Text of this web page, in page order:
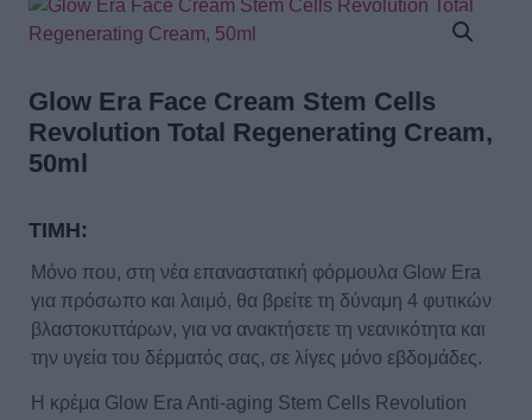
Glow Era Face Cream Stem Cells
Revolution Total Regenerating Cream,
50ml
ΤΙΜΗ:
Μόνο που, στη νέα επαναστατική φόρμουλα Glow Era
για πρόσωπο και λαιμό, θα βρείτε τη δύναμη 4 φυτικών
βλαστοκυττάρων, για να ανακτήσετε τη νεανικότητα και
την υγεία του δέρματός σας, σε λίγες μόνο εβδομάδες.
Η κρέμα Glow Era Anti-aging Stem Cells Revolution